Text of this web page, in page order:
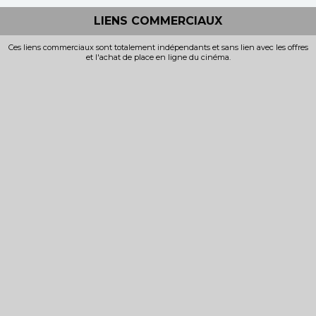
LIENS COMMERCIAUX
Ces liens commerciaux sont totalement indépendants et sans lien avec les offres
et l'achat de place en ligne du cinéma.